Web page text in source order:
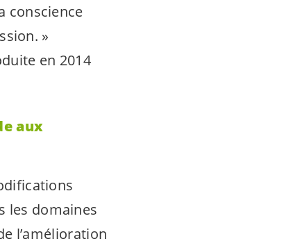
conscience
. »
en 2014
aux
les domaines
l’amélioration